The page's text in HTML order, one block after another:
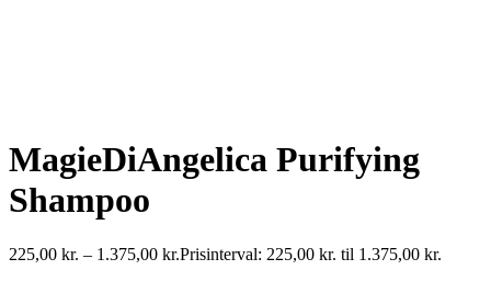
MagieDiAngelica Purifying
Shampoo
225,00 kr. – 1.375,00 kr.Prisinterval: 225,00 kr. til 1.375,00 kr.